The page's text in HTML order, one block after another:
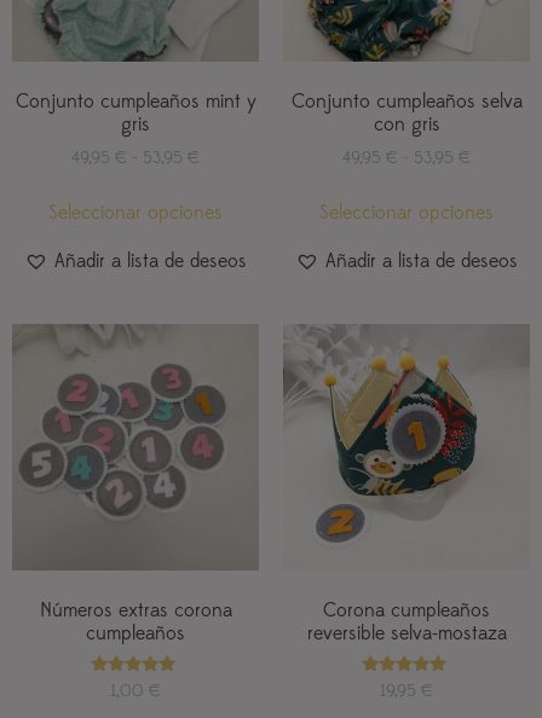
Conjunto cumpleaños mint y
gris
49,95 € - 53,95 €
Seleccionar opciones
Añadir a lista de deseos
Conjunto cumpleaños selva
con gris
49,95 € - 53,95 €
Seleccionar opciones
Añadir a lista de deseos
Números extras corona
cumpleaños
Valorado
1,00 €
Corona cumpleaños
reversible selva-mostaza
Valorado
con
19,95 €